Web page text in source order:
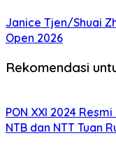
Janice Tjen/Shuai
Open 2026
Rekomendasi
PON XXI 2024
NTB dan NTT Tuan